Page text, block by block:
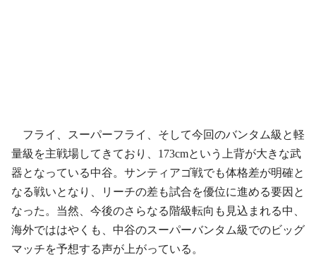
フライ、スーパーフライ、そして今回のバンタム級と軽
量級を主戦場してきており、173cmという上背が大きな武
器となっている中谷。サンティアゴ戦でも体格差が明確と
なる戦いとなり、リーチの差も試合を優位に進める要因と
なった。当然、今後のさらなる階級転向も見込まれる中、
海外でははやくも、中谷のスーパーバンタム級でのビッグ
マッチを予想する声が上がっている。